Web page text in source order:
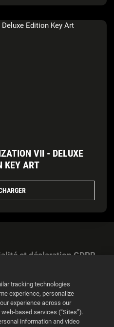
VII - DELUXE
KEY ART
et déclaration GDPR
cookies
tracking technologies
experience, personalize
experience across our
based services (“Sites”).
information and video